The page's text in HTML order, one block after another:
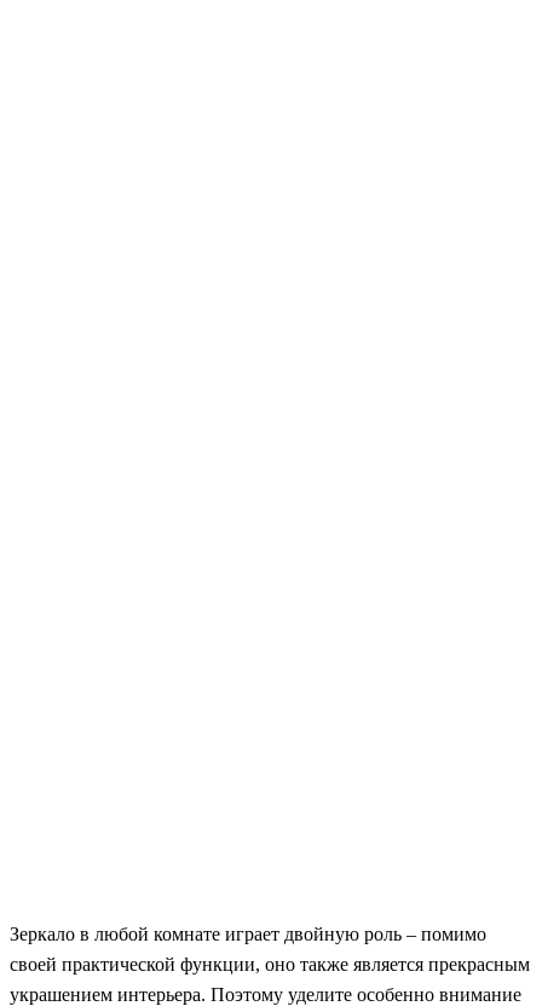
Зеркало в любой комнате играет двойную роль – помимо
своей практической функции, оно также является прекрасным
украшением интерьера. Поэтому уделите особенно внимание